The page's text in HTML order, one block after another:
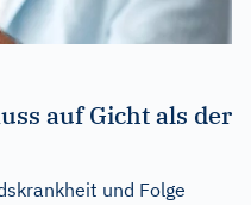
auf Gicht als der
und Folge